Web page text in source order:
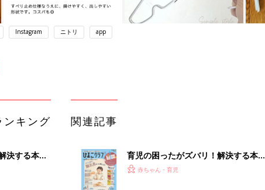
Instagram ニトリ app
ンキング
決する本
月～2才
関連記事
育児の困ったがズバリ！解決する本
『ひよこクラブ 秋号』 4カ月～2才
赤ちゃん・育児